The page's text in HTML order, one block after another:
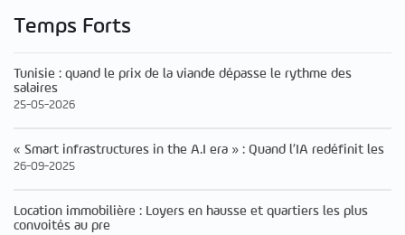
Temps Forts
Tunisie : quand le prix de la viande dépasse le rythme des
salaires
25-05-2026
« Smart infrastructures in the A.I era » : Quand l’IA redéfinit les
26-09-2025
Location immobilière : Loyers en hausse et quartiers les plus
convoités au pre